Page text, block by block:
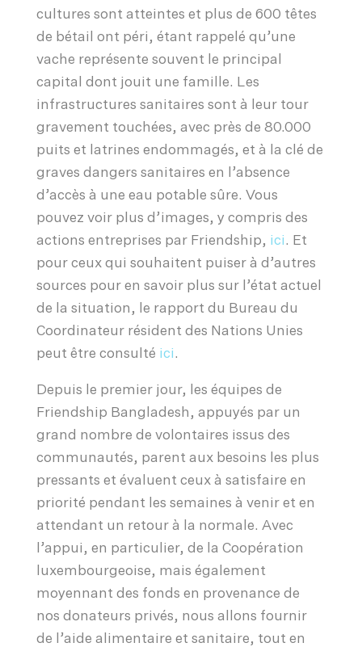
cultures sont atteintes et plus de 600 têtes
de bétail ont péri, étant rappelé qu’une
vache représente souvent le principal
capital dont jouit une famille. Les
infrastructures sanitaires sont à leur tour
gravement touchées, avec près de 80.000
puits et latrines endommagés, et à la clé de
graves dangers sanitaires en l’absence
d’accès à une eau potable sûre. Vous
pouvez voir plus d’images, y compris des
actions entreprises par Friendship, ici. Et
pour ceux qui souhaitent puiser à d’autres
sources pour en savoir plus sur l’état actuel
de la situation, le rapport du Bureau du
Coordinateur résident des Nations Unies
peut être consulté ici.
Depuis le premier jour, les équipes de
Friendship Bangladesh, appuyés par un
grand nombre de volontaires issus des
communautés, parent aux besoins les plus
pressants et évaluent ceux à satisfaire en
priorité pendant les semaines à venir et en
attendant un retour à la normale. Avec
l’appui, en particulier, de la Coopération
luxembourgeoise, mais également
moyennant des fonds en provenance de
nos donateurs privés, nous allons fournir
de l’aide alimentaire et sanitaire, tout en